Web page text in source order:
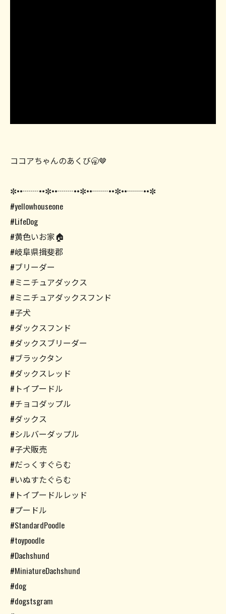
ココアちゃんのあくび🥱🤎
✼••┈┈••✼••┈┈••✼••┈┈••✼••┈┈••✼
#yellowhouseone
#LifeDog
#黄色いお家🏠
#岐阜県揖斐郡
#ブリーダー
#ミニチュアダックス
#ミニチュアダックスフンド
#子犬
#ダックスフンド
#ダックスブリーダー
#ブラックタン
#ダックスレッド
#トイプードル
#チョコダップル
#ダックス
#シルバーダップル
#子犬販売
#だっくすぐらむ
#いぬすたぐらむ
#トイプードルレッド
#プードル
#StandardPoodle
#toypoodle
#Dachshund
#MiniatureDachshund
#dog
#dogstsgram